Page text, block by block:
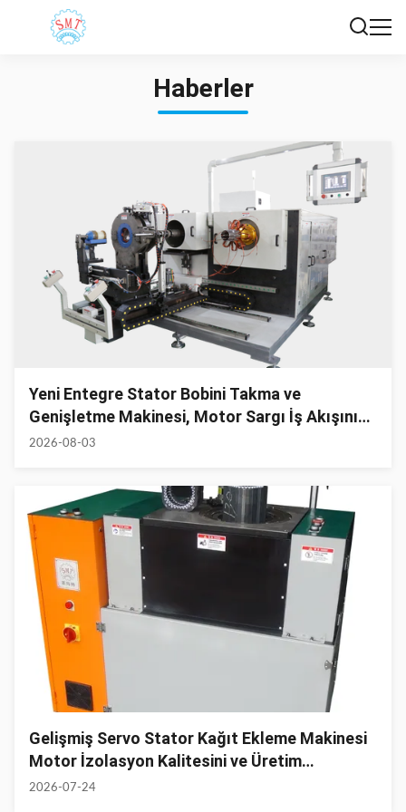
Haberler
Yeni Entegre Stator Bobini Takma ve
Genişletme Makinesi, Motor Sargı İş Akışını
Optimize Ediyor
2026-08-03
Gelişmiş Servo Stator Kağıt Ekleme Makinesi
Motor İzolasyon Kalitesini ve Üretim
Verimliliğini Artırıyor
2026-07-24